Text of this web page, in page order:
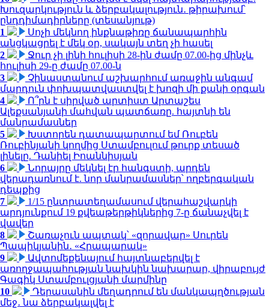
Խուզարկություն և ձերբակալություն․ թիրախում՝
ընդդիմադիրները (տեսանյութ)
1
Սոչի մեկնող ինքնաթիռը ճանապարհին
անցկացրել է մեկ օր, սակայն տեղ չի հասել
2
Ջուր չի լինի հուլիսի 28-ին ժամը 07.00-ից մինչև
հուլիսի 29-ը ժամը 07.00-ն
3
Չինաստանում աշխարհում առաջին անգամ
մարդուն փոխպատվաստվել է խոզի մի քանի օրգան
4
Ո՞րն է սիրված արտիստ Արտաշես
Ալեքսանյանի մահվան պատճառը. հայտնի են
մանրամասներ
5
Խստորեն դատապարտում եմ Ռուբեն
Ռուբինյանի կողմից Ստամբուլում թուրք տեսած
լինելը. Դանիել Իոաննիսյան
6
Նորայրը մեկնել էր հանգստի, արդեն
վերադառնում է. նոր մանրամասներ՝ ողբերգական
դեպքից
7
1/15 ընտրատեղամասում վերահաշվարկի
արդյունքում 19 քվեաթերթիկներից 7-ը ճանաչվել է
վավեր
8
Շառաչուն ապտակ՝ «զորավար» Սուրեն
Պապիկյանին․ «Հրապարակ»
9
Ավտոմեքենայում հայտնաբերվել է
առողջապահության նախկին նախարար, վիրաբույժ
Գագիկ Ստամբուլցյանի մարմինը
10
Դերասանին մեղադրում են մանկապղծության
մեջ․ նա ձերբակալվել է